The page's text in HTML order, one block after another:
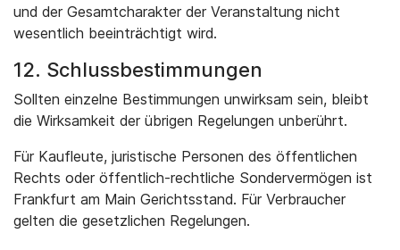
und der Gesamtcharakter der Veranstaltung nicht
wesentlich beeinträchtigt wird.
12. Schlussbestimmungen
Sollten einzelne Bestimmungen unwirksam sein, bleibt
die Wirksamkeit der übrigen Regelungen unberührt.
Für Kaufleute, juristische Personen des öffentlichen
Rechts oder öffentlich-rechtliche Sondervermögen ist
Frankfurt am Main Gerichtsstand. Für Verbraucher
gelten die gesetzlichen Regelungen.